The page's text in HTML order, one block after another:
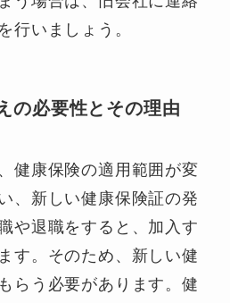
行いましょう。
の必要性とその理由
健康保険の適用範囲が変
、新しい健康保険証の発
や退職をすると、加入す
す。そのため、新しい健
らう必要があります。健